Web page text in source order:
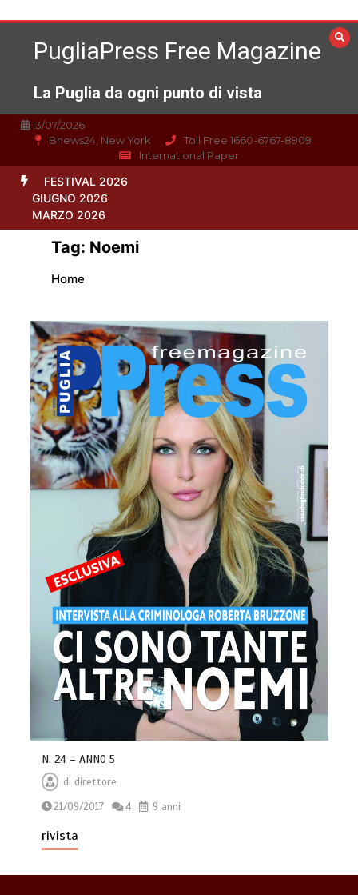
al
contenutoPugliaPress Free Magazine
La Puglia da ogni punto di vista
13/07/2026
Bnews24, New York
Toll Free 1660-6767-8909
International Paper
FESTIVAL 2026
GIUGNO 2026
MARZO 2026
Tag: Noemi
Home
N. 24 – ANNO 5
di direttore
21/09/2017
4 9 anni
rivista